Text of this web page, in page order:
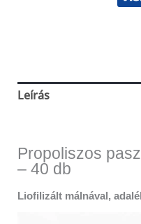
Leírás
Propoliszos
– 40 db
Liofilizált málnával,